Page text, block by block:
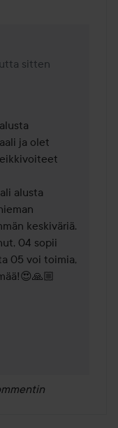
sitten
lisättiin 8
ja olet
alusta
keskiväriä.
04 sopii
05 voi toimia,